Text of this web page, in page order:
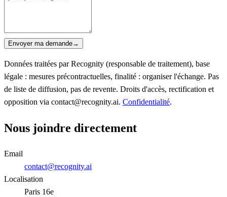
Envoyer ma demande→
Données traitées par Recognity (responsable de traitement), base
légale : mesures précontractuelles, finalité : organiser l'échange. Pas
de liste de diffusion, pas de revente. Droits d'accès, rectification et
opposition via contact@recognity.ai. Confidentialité.
Nous joindre directement
Email
contact@recognity.ai
Localisation
Paris 16e